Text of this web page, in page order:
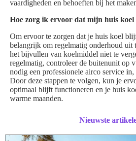
vaardigheden en behoeften bij het
Hoe zorg ik ervoor dat mijn huis
Om ervoor te zorgen dat je huis koel
belangrijk om regelmatig onderhoud uit
het bijvullen van koelmiddel niet te
regelmatig, controleer de buitenunit op
nodig een professionele airco service
Door deze stappen te volgen, kun je
optimaal blijft functioneren en je huis
warme maanden.
Nieuwste